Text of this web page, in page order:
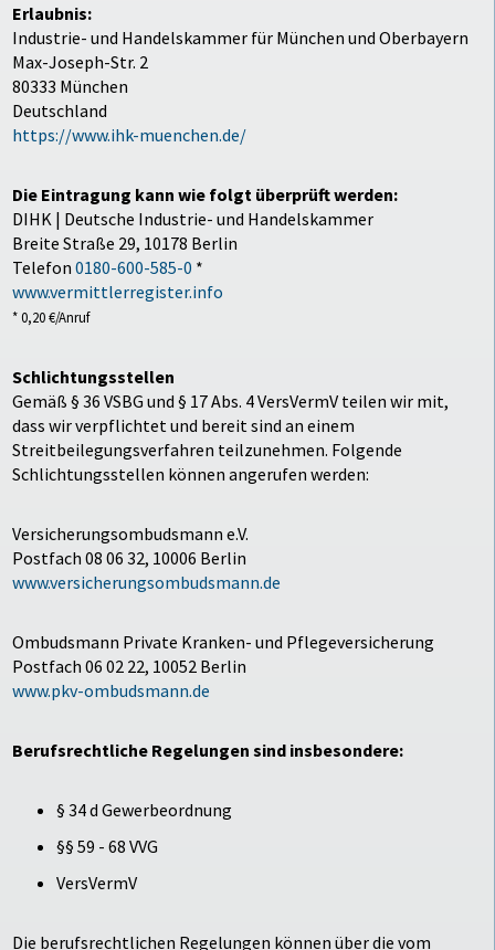
Erlaubnis:
Industrie- und Handelskammer für München und Oberbayern
Max-Joseph-Str. 2
80333 München
Deutschland
https://www.ihk-muenchen.de/
Die Eintragung kann wie folgt überprüft werden:
DIHK | Deutsche Industrie- und Handelskammer
Breite Straße 29, 10178 Berlin
Telefon0180-600-585-0 *
www.vermittlerregister.info
* 0,20 €/Anruf
Schlichtungsstellen
Gemäß § 36 VSBG und § 17 Abs. 4 VersVermV teilen wir mit,
dass wir verpflichtet und bereit sind an einem
Streitbeilegungsverfahren teilzunehmen. Folgende
Schlichtungsstellen können angerufen werden:
Versicherungsombudsmann e.V.
Postfach 08 06 32, 10006 Berlin
www.versicherungsombudsmann.de
Ombudsmann Private Kranken- und Pflegeversicherung
Postfach 06 02 22, 10052 Berlin
www.pkv-ombudsmann.de
Berufsrechtliche Regelungen sind insbesondere:
§ 34 d Gewerbeordnung
§§ 59 - 68 VVG
VersVermV
Die berufsrechtlichen Regelungen können über die vom